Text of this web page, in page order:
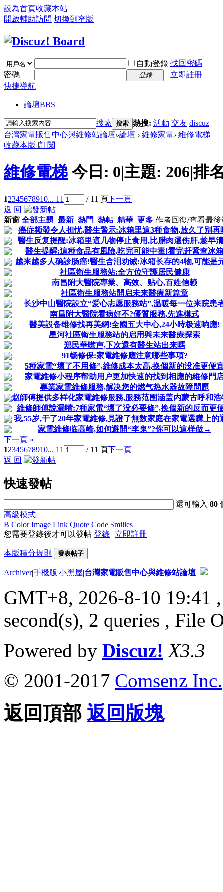
設為首頁收藏本站
開啟輔助訪問 切換到窄版
自動登錄 找回密碼
密碼
登錄
立即註冊
快捷導航
論壇BBS
搜索 搜索 熱搜: 活動 交友 discuz
台灣家電販售中心與維修站論壇»論壇 › 維修家電› 維修電梯
收藏本版 |訂閱
維修電梯 今日: 0|主題: 206|排
12345678910... 11 / 11 頁下一頁
返 回
新窗 全部主題 最新 熱門 熱帖 精華 更多 作者回復/查看最後
癌症频發令人担忧,醫生警示:冰箱里這3種食物,放久了别再
醫生反复提醒:冰箱里這几物停止食用,比腊肉還伤肝,趁早
醫生提醒:這種食品有風險,吃完可能中毒!看完赶紧查冰箱
越来越多人确診肠癌!醫生含泪劝诫:冰箱长存的4物,可能是
社區衛生服務站:全方位守護居民健康
南昌附大醫院專業、高效、贴心,百姓信赖
社區衛生服務站開启未来醫療新篇章
长沙中山醫院設立“爱心志愿服務站”,温暖每一位来院患
南昌附大醫院看病好不?優質服務,先進模式
醫美設备维修找再美網!全國五大中心,24小時极速响應!
星河社區衛生服務站的启用與未来醫療探索
郑民華噤声,下次還有醫生站出来嗎
91畅修保:家電維修應注意哪些事項?
5種家電“壞了不用修”,維修成本太高,换個新的没准更便
家電維修小程序帮助用户更加快速的找到相應的維修門
專業家電維修服務,解决您的燃气热水器故障問題
赵師傅提供多样化家電維修服務,服務范围涵盖内蒙古呼和浩
維修師傅說漏嘴:7種家電“壞了没必要修”,换個新的反而更
我,55岁,干了20年家電維修,見證了無数家庭在家電選購上的
家電維修临高峰,如何避開“李鬼”?你可以這样做→
下一頁 »
12345678910... 11 / 11 頁下一頁
返 回
快速發帖
還可輸入80
高級模式
B Color Image Link Quote Code Smilies
您需要登錄後才可以發帖 登錄 | 立即註冊
本版積分規則 發表帖子
Archiver|手機版|小黑屋|台灣家電販售中心與維修站論壇
GMT+8, 2026-8-10 19:41
second(s), 2 queries , File
Powered by Discuz! X3.3
© 2001-2017 Comsenz Inc.
返回頂部 返回版塊